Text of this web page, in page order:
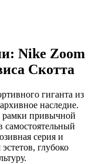
Nike Zoom
Скотта
гиганта из
наследие.
рамки привычной
самостоятельный
серия и
глубоко